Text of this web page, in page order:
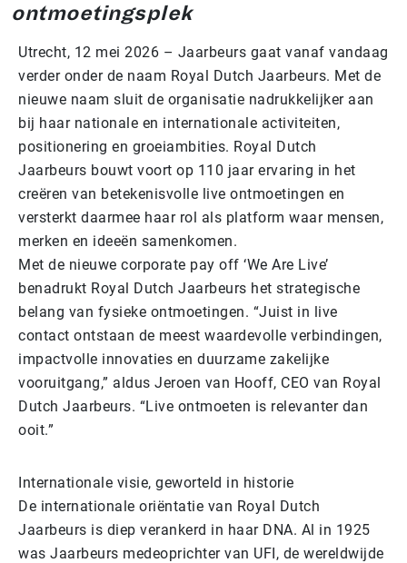
ontmoetingsplek
Utrecht, 12 mei 2026 – Jaarbeurs gaat vanaf vandaag
verder onder de naam Royal Dutch Jaarbeurs. Met de
nieuwe naam sluit de organisatie nadrukkelijker aan
bij haar nationale en internationale activiteiten,
positionering en groeiambities. Royal Dutch
Jaarbeurs bouwt voort op 110 jaar ervaring in het
creëren van betekenisvolle live ontmoetingen en
versterkt daarmee haar rol als platform waar mensen,
merken en ideeën samenkomen.
Met de nieuwe corporate pay off ‘We Are Live’
benadrukt Royal Dutch Jaarbeurs het strategische
belang van fysieke ontmoetingen. “Juist in live
contact ontstaan de meest waardevolle verbindingen,
impactvolle innovaties en duurzame zakelijke
vooruitgang,” aldus Jeroen van Hooff, CEO van Royal
Dutch Jaarbeurs. “Live ontmoeten is relevanter dan
ooit.”
Internationale visie, geworteld in historie
De internationale oriëntatie van Royal Dutch
Jaarbeurs is diep verankerd in haar DNA. Al in 1925
was Jaarbeurs medeoprichter van UFI, de wereldwijde